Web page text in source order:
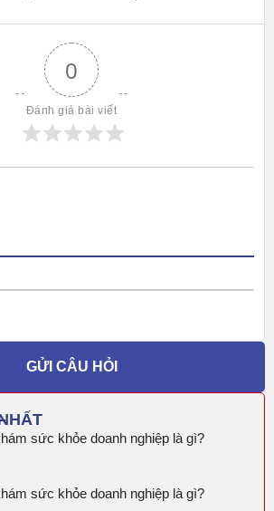
0
Đánh giá bài viết
GỬI CÂU HỎI
sức khỏe doanh nghiệp là gì?
sức khỏe doanh nghiệp là gì?